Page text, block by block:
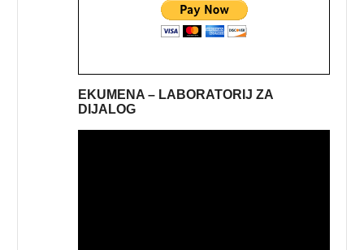
EKUMENA – LABORATORIJ ZA
DIJALOG